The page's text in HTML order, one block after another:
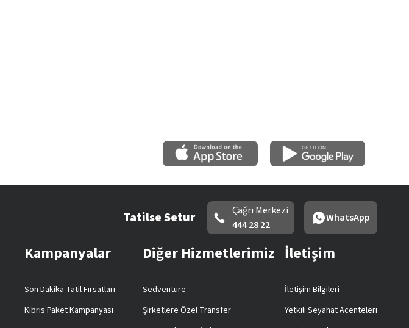
Tatilse Setur
Çağrı Merkezi
444 28 22
WhatsApp
Kampanyalar
Son Dakika Tatil Fırsatları
Kıbrıs Paket Kampanyası
Diğer Hizmetlerimiz
Sedventure
Şirketlere Özel Transfer
İletişim
İletişim Bilgileri
Yetkili Seyahat Acenteleri